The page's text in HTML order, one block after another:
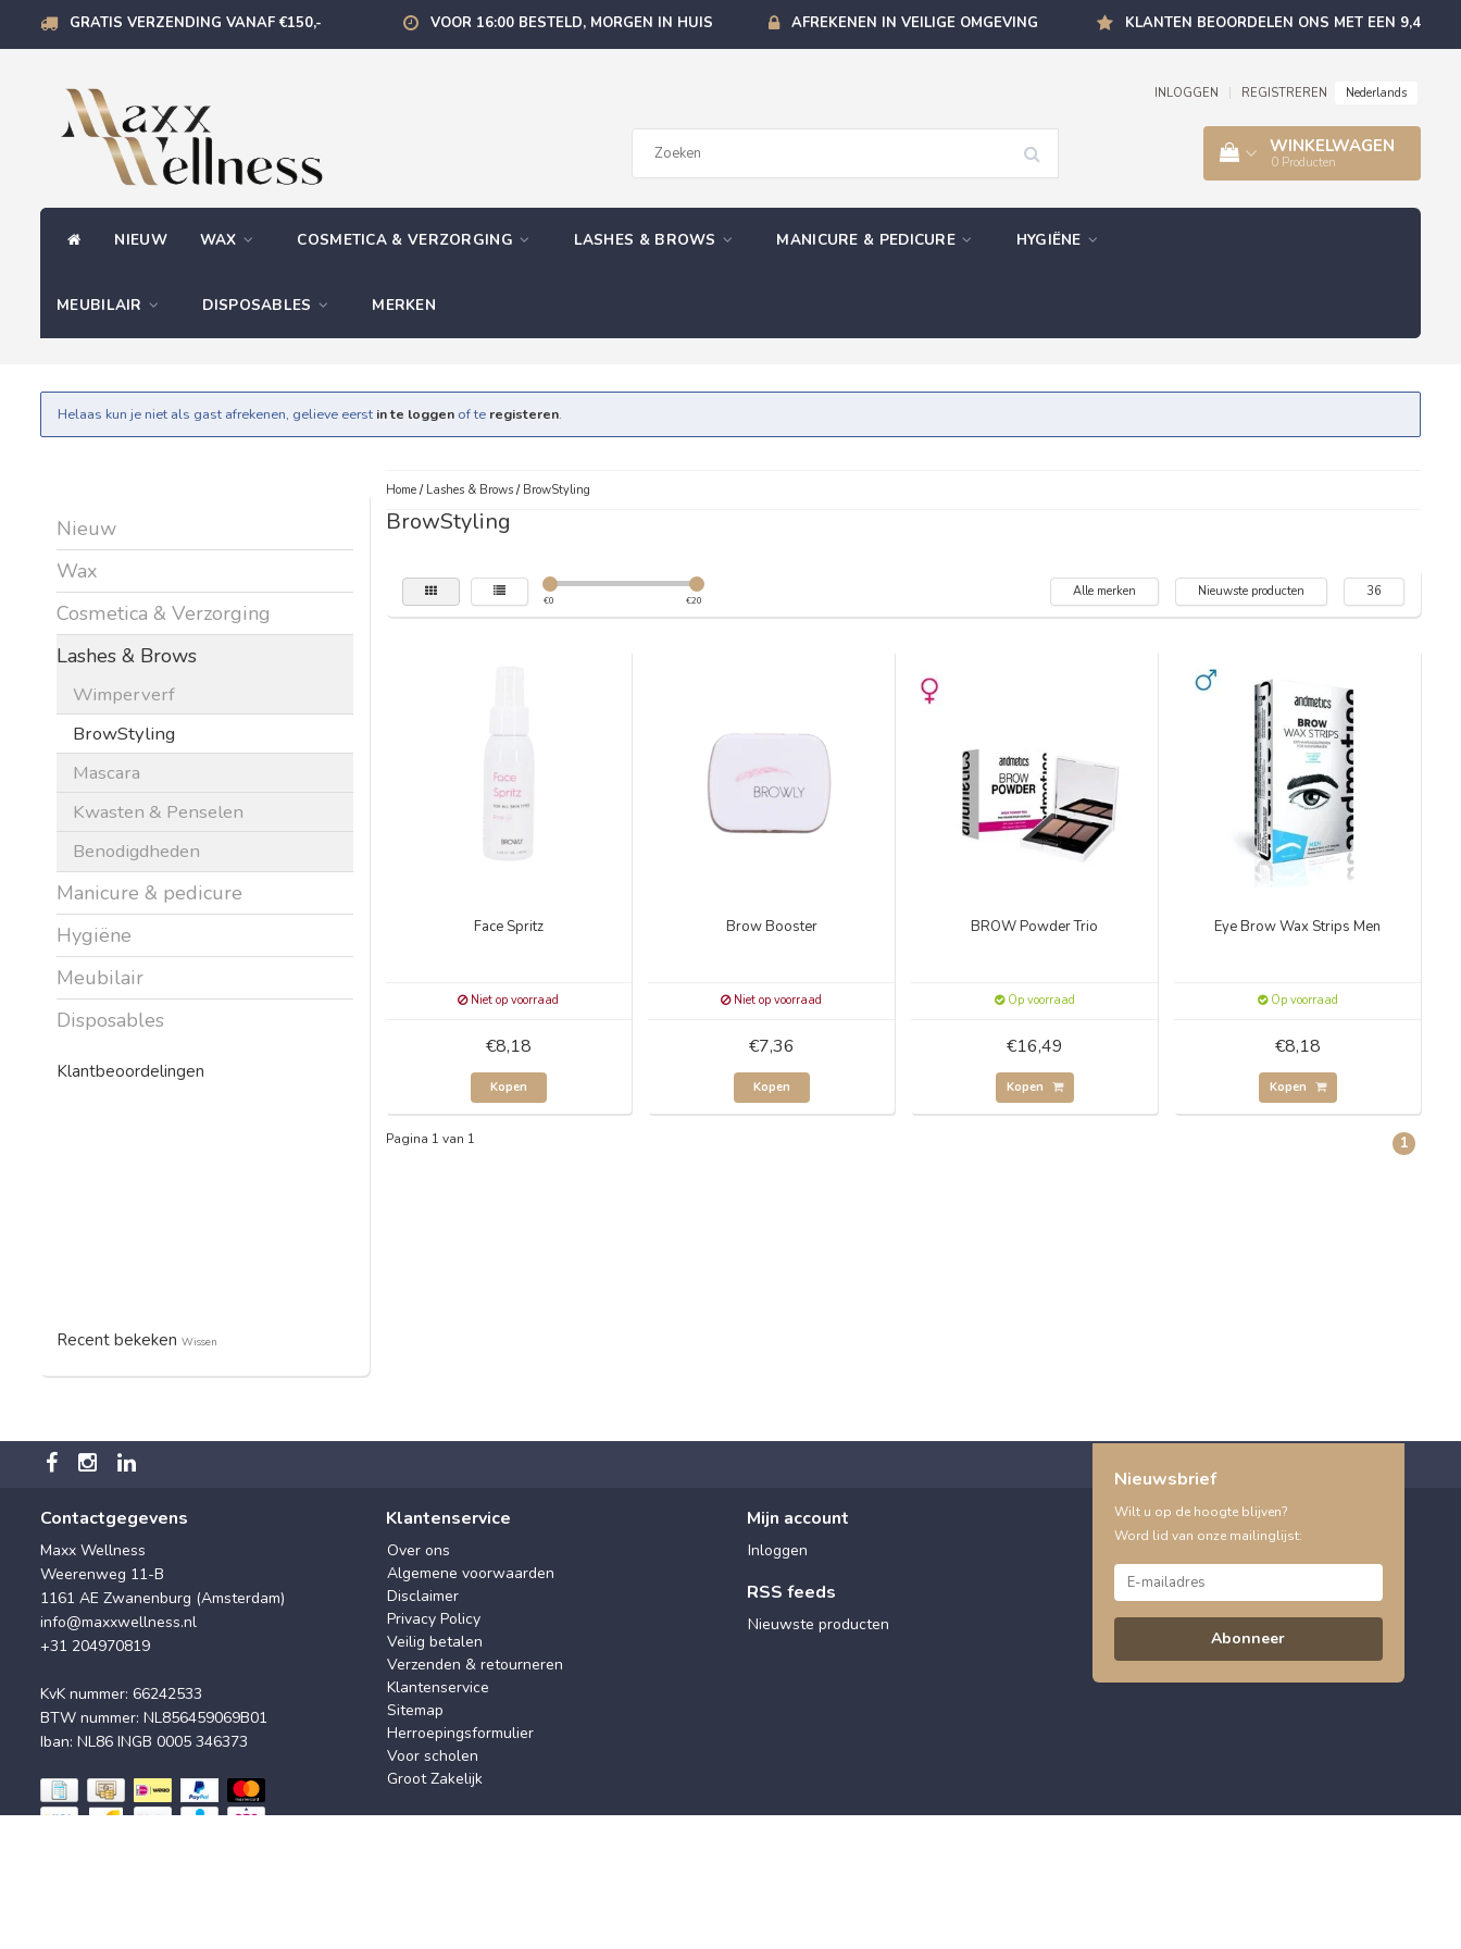
GRATIS VERZENDING VANAF €150,- VOOR 16:00 BESTELD, MORGEN IN HUIS AFREKENEN IN VEILIGE OMGEVING KLANTEN BEOORDELEN ONS MET EEN 9,4
INLOGGEN REGISTREREN Nederlands
WINKELWAGEN
0 Producten
NIEUW WAX COSMETICA & VERZORGING LASHES & BROWS MANICURE & PEDICURE HYGIËNE
MEUBILAIR DISPOSABLES MERKEN
Helaas kun je niet als gast afrekenen, gelieve eerst in te loggen of te registeren.
Nieuw
Wax
Cosmetica & Verzorging
Lashes & Brows
Wimperverf
BrowStyling
Mascara
Kwasten & Penselen
Benodigdheden
Manicure & pedicure
Hygiëne
Meubilair
Disposables
Klantbeoordelingen
Recent bekeken Wissen
Home/ Lashes & Brows/ BrowStyling
BrowStyling
€0 €20
Alle merken Nieuwste producten 36
Face Spritz
Niet op voorraad
€8,18
Kopen
Brow Booster
Niet op voorraad
€7,36
Kopen
BROW Powder Trio
Op voorraad
€16,49
Kopen
Eye Brow Wax Strips Men
Op voorraad
€8,18
Kopen
Pagina 1 van 1 1
Contactgegevens
Maxx Wellness
Weerenweg 11-B
1161 AE Zwanenburg (Amsterdam)
info@maxxwellness.nl
+31 204970819
KvK nummer: 66242533
BTW nummer: NL856459069B01
Iban: NL86 INGB 0005 346373
Klantenservice
Over ons
Algemene voorwaarden
Disclaimer
Privacy Policy
Veilig betalen
Verzenden & retourneren
Klantenservice
Sitemap
Herroepingsformulier
Voor scholen
Groot Zakelijk
Mijn account
Inloggen
RSS feeds
Nieuwste producten
Nieuwsbrief
Wilt u op de hoogte blijven?
Word lid van onze mailinglijst:
Abonneer